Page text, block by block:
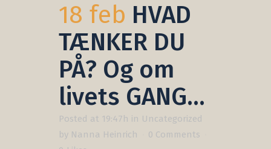
18 feb HVAD
TÆNKER DU
PÅ? Og om
livets GANG…
Posted at 19:47h in Uncategorized
by Nanna Heinrich
0 Comments